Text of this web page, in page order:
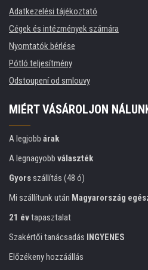
Adatkezelési tájékoztató
Cégek és intézmények számára
Nyomtatók bérlése
Pótló teljesítmény
Odstoupení od smlouvy
MIÉRT VÁSÁROLJON
A legjobb árak
A legnagyobb választék
Gyorsszállítás (48 ó)
Mi szállítunk után Magyarország
21 évtapasztalat
Szakértői tanácsadás INGYENES
Előzékeny hozzáállás